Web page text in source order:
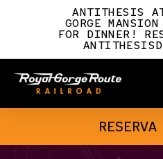
ANTITHESIS
GORGE
FOR DINNER!